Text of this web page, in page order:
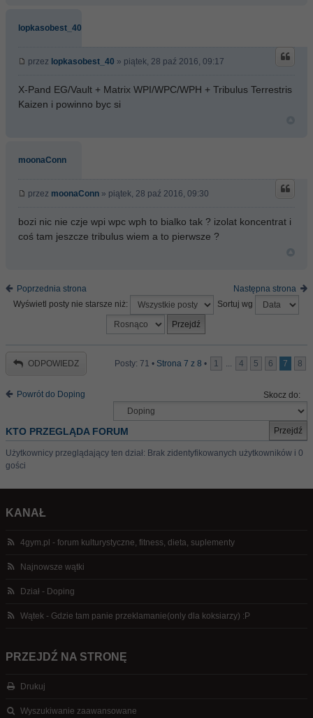
lopkasobest_40
przez lopkasobest_40 » piątek, 28 paź 2016, 09:17
X-Pand EG/Vault + Matrix WPI/WPC/WPH + Tribulus Terrestris
Kaizen i powinno byc si
moonaConn
przez moonaConn » piątek, 28 paź 2016, 09:30
bozi nic nie czje wpi wpc wph to bialko tak ? izolat koncentrat i
coś tam jeszcze tribulus wiem a to pierwsze ?
Poprzednia strona
Następna strona
Wyświetl posty nie starsze niż:
Sortuj wg
ODPOWIEDZ Posty: 71 • Strona 7 z 8 • 1 ... 4 5 6 7 8
Powrót do Doping Skocz do:
KTO PRZEGLĄDA FORUM
Użytkownicy przeglądający ten dział: Brak zidentyfikowanych użytkowników i 0
gości
KANAŁ
4gym.pl - forum kulturystyczne, fitness, dieta, suplementy
Najnowsze wątki
Dział - Doping
Wątek - Gdzie tam panie przeklamanie(only dla koksiarzy) :P
PRZEJDŹ NA STRONĘ
Drukuj
Wyszukiwanie zaawansowane